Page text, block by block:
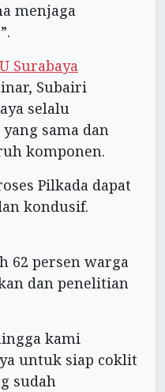
menjaga
Surabaya
Subairi
selalu
sama dan
komponen.
Pilkada dapat
kondusif.
62 persen warga
dan penelitian
kami
untuk siap coklit
sudah